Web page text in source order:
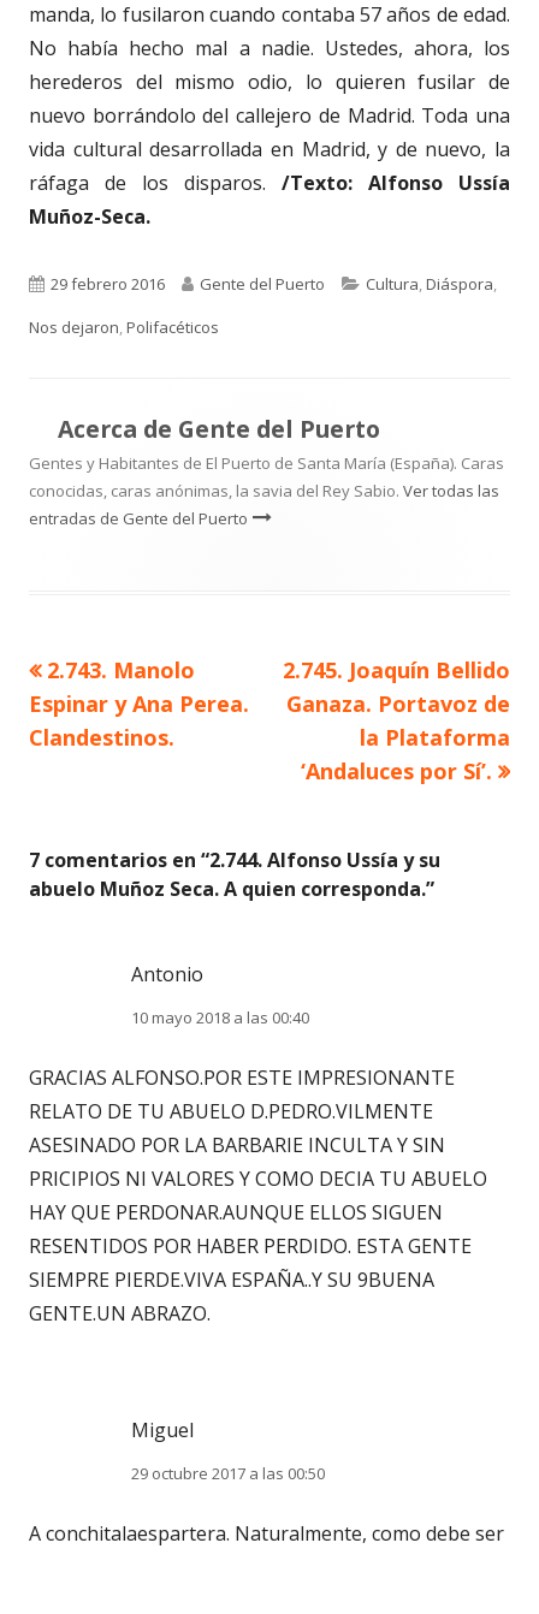
manda, lo fusilaron cuando contaba 57 años de edad.
No había hecho mal a nadie. Ustedes, ahora, los
herederos del mismo odio, lo quieren fusilar de
nuevo borrándolo del callejero de Madrid. Toda una
vida cultural desarrollada en Madrid, y de nuevo, la
ráfaga de los disparos. /Texto: Alfonso Ussía
Muñoz-Seca.
Publicado
el
29 febrero 2016 Autor
Gente del Puerto Categorías
Cultura,Diáspora,
Nos dejaron,Polifacéticos
Acerca de Gente del Puerto
Gentes y Habitantes de El Puerto de Santa María (España). Caras
conocidas, caras anónimas, la savia del Rey Sabio. Ver todas las
entradas de Gente del Puerto
Navegación
de
Artículo
anterior
2.743. Manolo
Espinar y Ana Perea.
Clandestinos.
Artículo
siguiente
2.745. Joaquín Bellido
Ganaza. Portavoz de
la Plataforma
‘Andaluces por Sí’.
7 comentarios en “2.744. Alfonso Ussía y su
abuelo Muñoz Seca. A quien corresponda.”
Antonio
10 mayo 2018 a las 00:40
GRACIAS ALFONSO.POR ESTE IMPRESIONANTE
RELATO DE TU ABUELO D.PEDRO.VILMENTE
ASESINADO POR LA BARBARIE INCULTA Y SIN
PRICIPIOS NI VALORES Y COMO DECIA TU ABUELO
HAY QUE PERDONAR.AUNQUE ELLOS SIGUEN
RESENTIDOS POR HABER PERDIDO. ESTA GENTE
SIEMPRE PIERDE.VIVA ESPAÑA..Y SU 9BUENA
GENTE.UN ABRAZO.
Miguel
29 octubre 2017 a las 00:50
A conchitalaespartera. Naturalmente, como debe ser